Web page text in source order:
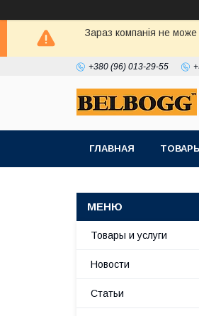
Зараз компанія не
+380 (96) 013-29-55
ГЛАВНАЯ
Товары и услуги
Новости
Статьи